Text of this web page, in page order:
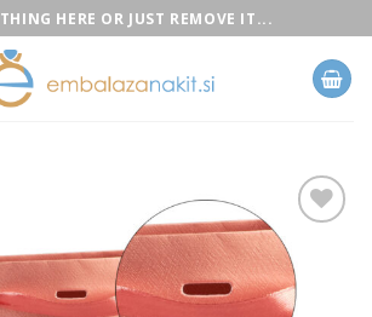
HERE OR JUST REMOVE IT...
Add to
Wishlist